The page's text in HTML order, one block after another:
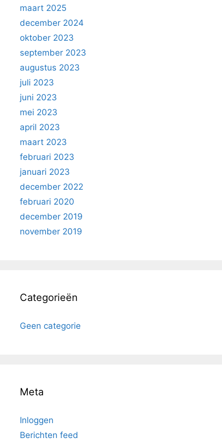
maart 2025
december 2024
oktober 2023
september 2023
augustus 2023
juli 2023
juni 2023
mei 2023
april 2023
maart 2023
februari 2023
januari 2023
december 2022
februari 2020
december 2019
november 2019
Categorieën
Geen categorie
Meta
Inloggen
Berichten feed